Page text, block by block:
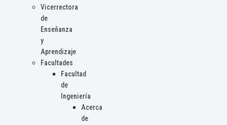
Vicerrectora
de
Enseñanza
y
Aprendizaje
Facultades
Facultad
de
Ingeniería
Acerca
de